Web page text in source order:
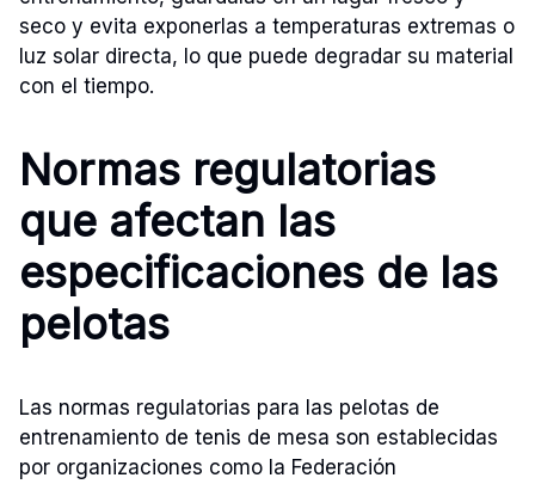
seco y evita exponerlas a temperaturas extremas o
luz solar directa, lo que puede degradar su material
con el tiempo.
Normas regulatorias
que afectan las
especificaciones de las
pelotas
Las normas regulatorias para las pelotas de
entrenamiento de tenis de mesa son establecidas
por organizaciones como la Federación